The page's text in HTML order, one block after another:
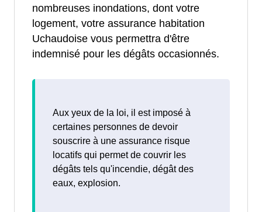
nombreuses inondations, dont votre
logement, votre assurance habitation
Uchaudoise vous permettra d'être
indemnisé pour les dégâts occasionnés.
Aux yeux de la loi, il est imposé à
certaines personnes de devoir
souscrire à une assurance risque
locatifs qui permet de couvrir les
dégâts tels qu'incendie, dégât des
eaux, explosion.